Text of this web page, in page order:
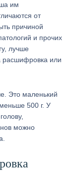
им
от
причиной
и прочих
лучше
расшифровка или
Это маленький
500 г. У
можно